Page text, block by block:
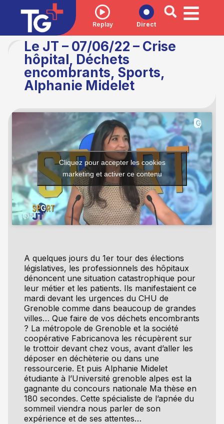
Replay Direct
Le JT – 07/06/22 – Crise
hôpital, Déchets
encombrants, Sports,
Alphanie Midelet
A quelques jours du 1er tour des élections
législatives, les professionnels des hôpitaux
dénoncent une situation catastrophique pour
leur métier et les patients. Ils manifestaient ce
mardi devant les urgences du CHU de
Grenoble comme dans beaucoup de grandes
villes… Que faire de vos déchets encombrants
? La métropole de Grenoble et la société
coopérative Fabricanova les récupèrent sur
le trottoir devant chez vous, avant d’aller les
déposer en déchèterie ou dans une
ressourcerie. Et puis Alphanie Midelet
étudiante à l’Université grenoble alpes est la
gagnante du concours nationale Ma thèse en
180 secondes. Cette spécialiste de l’apnée du
sommeil viendra nous parler de son
expérience et de ses attentes…
Cliquez pour accepter les cookies
marketing et activer ce contenu